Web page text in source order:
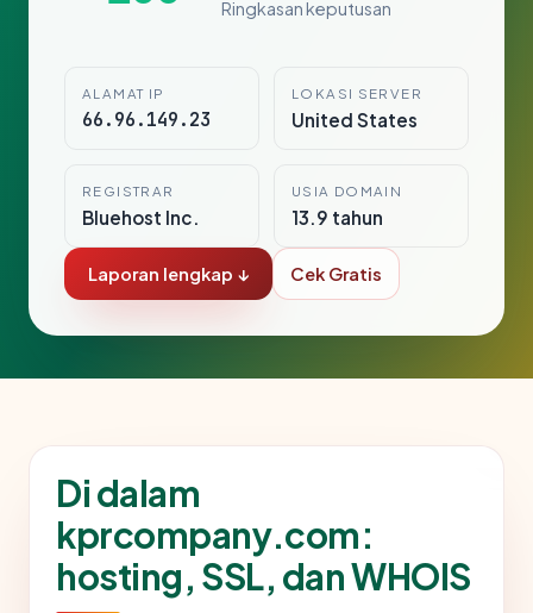
Ringkasan keputusan
ALAMAT IP
66.96.149.23
LOKASI SERVER
United States
REGISTRAR
Bluehost Inc.
USIA DOMAIN
13.9 tahun
Laporan lengkap ↓ Cek Gratis
Di dalam
kprcompany.com:
hosting, SSL, dan WHOIS